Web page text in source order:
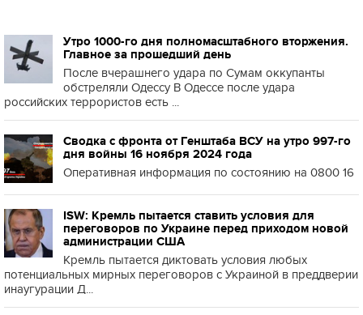
Утро 1000-го дня полномасштабного вторжения.
Главное за прошедший день
После вчерашнего удара по Сумам оккупанты
обстреляли Одессу В Одессе после удара
российских террористов есть ...
Сводка с фронта от Генштаба ВСУ на утро 997-го
дня войны 16 ноября 2024 года
Оперативная информация по состоянию на 0800 16
ISW: Кремль пытается ставить условия для
переговоров по Украине перед приходом новой
администрации США
Кремль пытается диктовать условия любых
потенциальных мирных переговоров с Украиной в преддверии
инаугурации Д...